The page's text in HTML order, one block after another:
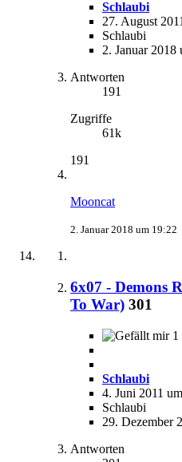
Schlaubi
27. August
Schlaubi
2. Januar 2018
Antworten
191
Zugriffe
61k
191
Mooncat
2. Januar 2018 um 19:22
6x07 - Demons
To War) 301
1
Schlaubi
4. Juni 2011
Schlaubi
29. Dezember
Antworten